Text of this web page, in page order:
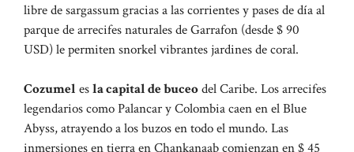
libre de sargassum gracias a las corrientes y pases de día al
parque de arrecifes naturales de Garrafon (desde $ 90
USD) le permiten snorkel vibrantes jardines de coral.
Cozumel esla capital de buceodel Caribe. Los arrecifes
legendarios como Palancar y Colombia caen en el Blue
Abyss, atrayendo a los buzos en todo el mundo. Las
inmersiones en tierra en Chankanaab comienzan en $ 45